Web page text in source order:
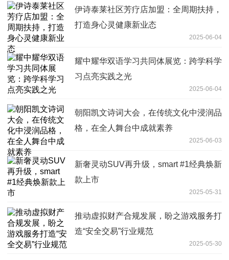
伊诗泰莱社区芳疗店加盟：全周期扶持，
打造身心灵健康新业态
2025-06-04
耀中耀华双语学习共同体展览：跨学科学
习点亮实践之光
2025-06-04
朝阳凯文诗词大会，在传统文化中浸润品
格，在全人舞台中成就素养
2025-06-03
新奢灵动SUV再升级，smart #1经典焕新
款上市
2025-05-31
推动虚拟财产合规发展，盼之游戏服务打
造“安全交易”行业规范
2025-05-30